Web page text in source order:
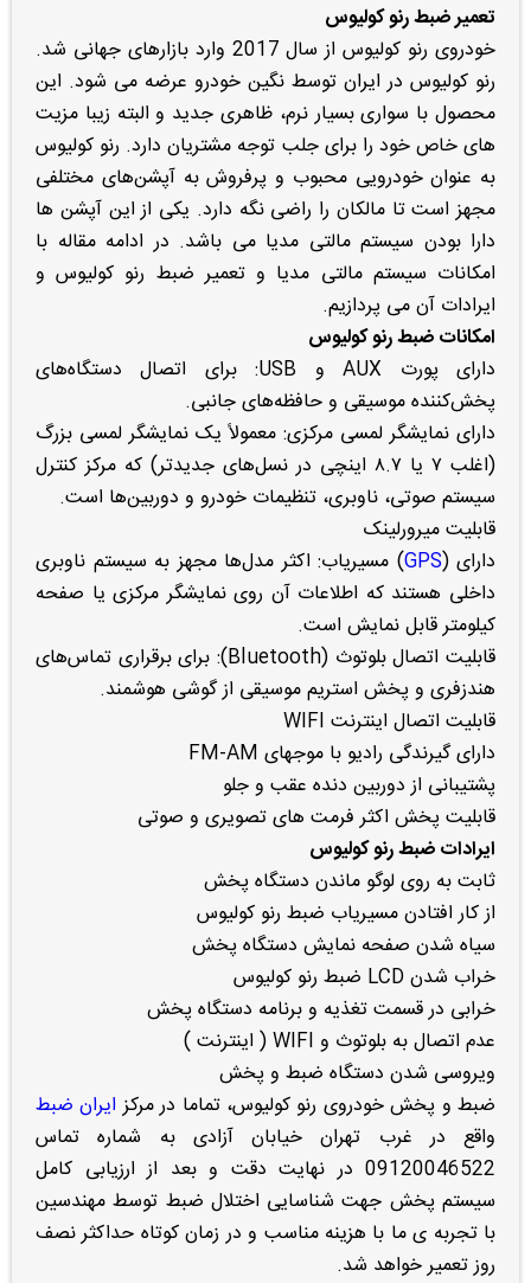
تعمیر ضبط رنو کولیوس
خودروی رنو کولیوس از سال 2017 وارد بازارهای جهانی شد.
رنو کولیوس در ایران توسط نگین خودرو عرضه می شود. این
محصول با سواری بسیار نرم، ظاهری جدید و البته زیبا مزیت
های خاص خود را برای جلب توجه مشتریان دارد. رنو کولیوس
به عنوان خودرویی محبوب و پرفروش به آپشن‌های مختلفی
مجهز است تا مالکان را راضی نگه دارد. یکی از این آپشن ها
دارا بودن سیستم مالتی مدیا می باشد. در ادامه مقاله با
امکانات سیستم مالتی مدیا و تعمیر ضبط رنو کولیوس و
ایرادات آن می پردازیم.
امکانات ضبط رنو کولیوس
دارای پورت AUX و USB: برای اتصال دستگاه‌های
پخش‌کننده موسیقی و حافظه‌های جانبی.
دارای نمایشگر لمسی مرکزی: معمولاً یک نمایشگر لمسی بزرگ
(اغلب ۷ یا ۸.۷ اینچی در نسل‌های جدیدتر) که مرکز کنترل
سیستم صوتی، ناوبری، تنظیمات خودرو و دوربین‌ها است.
قابلیت میرورلینک
دارای (GPS) مسیریاب: اکثر مدل‌ها مجهز به سیستم ناوبری
داخلی هستند که اطلاعات آن روی نمایشگر مرکزی یا صفحه
کیلومتر قابل نمایش است.
قابلیت اتصال بلوتوث (Bluetooth): برای برقراری تماس‌های
هندزفری و پخش استریم موسیقی از گوشی هوشمند.
قابلیت اتصال اینترنت WIFI
دارای گیرندگی رادیو با موجهای FM-AM
پشتیبانی از دوربین دنده عقب و جلو
قابلیت پخش اکثر فرمت های تصویری و صوتی
ایرادات ضبط رنو کولیوس
ثابت به روی لوگو ماندن دستگاه پخش
از کار افتادن مسیریاب ضبط رنو کولیوس
سیاه شدن صفحه نمایش دستگاه پخش
خراب شدن LCD ضبط رنو کولیوس
خرابی در قسمت تغذیه و برنامه دستگاه پخش
عدم اتصال به بلوتوث و WIFI ( اینترنت )
ویروسی شدن دستگاه ضبط و پخش
ضبط و پخش خودروی رنو کولیوس، تماما در مرکز ایران ضبط
واقع در غرب تهران خیابان آزادی به شماره تماس
09120046522 در نهایت دقت و بعد از ارزیابی کامل
سیستم پخش جهت شناسایی اختلال ضبط توسط مهندسین
با تجربه ی ما با هزینه مناسب و در زمان کوتاه حداکثر نصف
روز تعمیر خواهد شد.